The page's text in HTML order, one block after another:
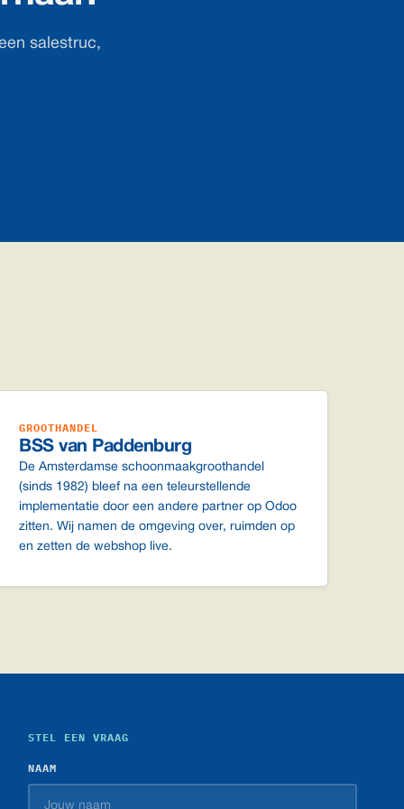
salestruc,
GROOTHANDEL
BSS van Paddenburg
De Amsterdamse schoonmaakgroothandel
(sinds 1982) bleef na een teleurstellende
implementatie door een andere partner op Odoo
zitten. Wij namen de omgeving over, ruimden op
en zetten de webshop live.
STEL EEN VRAAG
NAAM